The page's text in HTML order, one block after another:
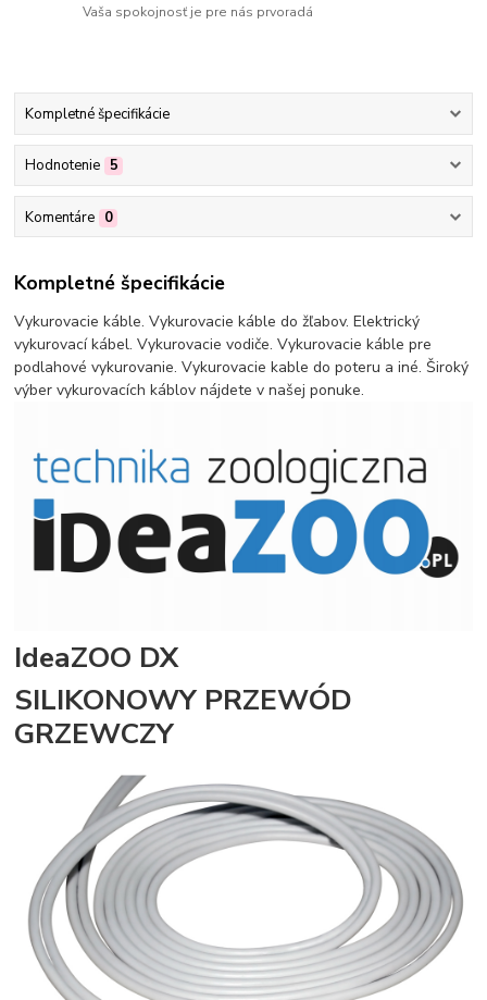
Vaša spokojnosť je pre nás prvoradá
Kompletné špecifikácie
Hodnotenie 5
Komentáre 0
Kompletné špecifikácie
Vykurovacie káble. Vykurovacie káble do žľabov. Elektrický
vykurovací kábel. Vykurovacie vodiče. Vykurovacie káble pre
podlahové vykurovanie. Vykurovacie kable do poteru a iné. Široký
výber vykurovacích káblov nájdete v našej ponuke.
IdeaZOO DX
SILIKONOWY PRZEWÓD
GRZEWCZY